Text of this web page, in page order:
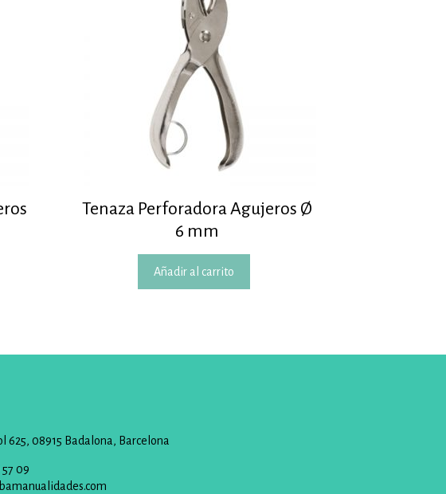
Tenaza Perforadora Agujeros Ø
6 mm
Añadir al carrito
625, 08915 Badalona, Barcelona
09